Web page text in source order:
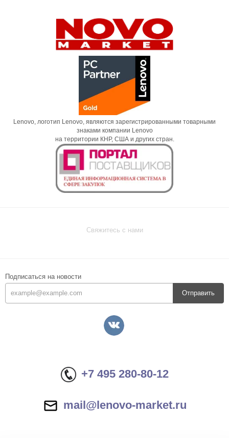
Lenovo, логотип Lenovo, являются зарегистрированными товарными
знаками компании Lenovo
на территории КНР, США и других стран.
Свяжитесь с нами
Подписаться на новости
Отправить
+7 495 280-80-12
mail@lenovo-market.ru